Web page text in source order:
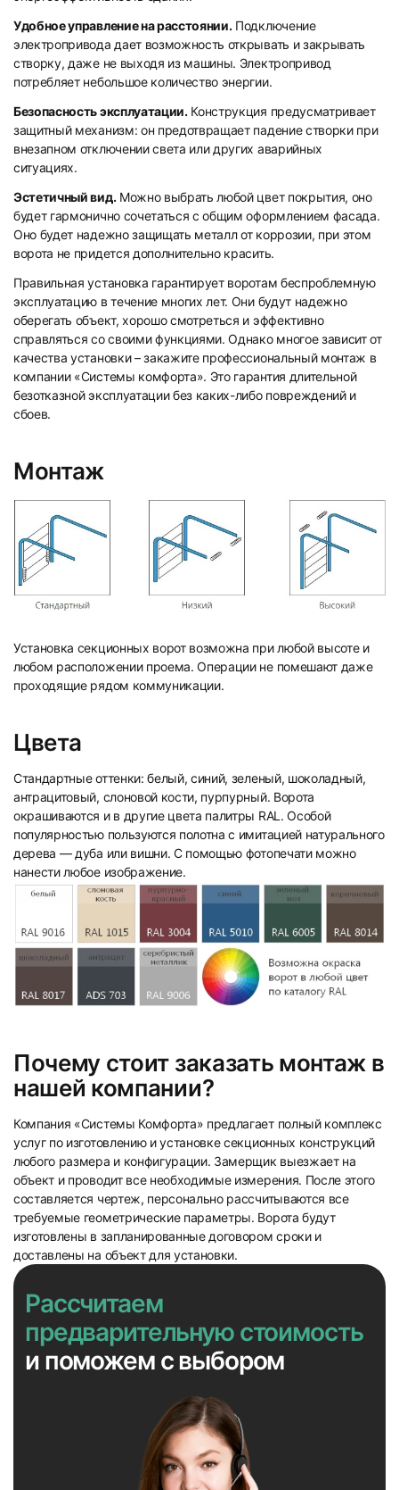
Удобное управление на расстоянии. Подключение
электропривода дает возможность открывать и закрывать
створку, даже не выходя из машины. Электропривод
потребляет небольшое количество энергии.
Безопасность эксплуатации. Конструкция предусматривает
защитный механизм: он предотвращает падение створки при
внезапном отключении света или других аварийных
ситуациях.
Эстетичный вид. Можно выбрать любой цвет покрытия, оно
будет гармонично сочетаться с общим оформлением фасада.
Оно будет надежно защищать металл от коррозии, при этом
ворота не придется дополнительно красить.
Правильная установка гарантирует воротам беспроблемную
эксплуатацию в течение многих лет. Они будут надежно
оберегать объект, хорошо смотреться и эффективно
справляться со своими функциями. Однако многое зависит от
качества установки – закажите профессиональный монтаж в
компании «Системы комфорта». Это гарантия длительной
безотказной эксплуатации без каких-либо повреждений и
сбоев.
Монтаж
Установка секционных ворот возможна при любой высоте и
любом расположении проема. Операции не помешают даже
проходящие рядом коммуникации.
Цвета
Стандартные оттенки: белый, синий, зеленый, шоколадный,
антрацитовый, слоновой кости, пурпурный. Ворота
окрашиваются и в другие цвета палитры RAL. Особой
популярностью пользуются полотна с имитацией натурального
дерева — дуба или вишни. С помощью фотопечати можно
нанести любое изображение.
Почему стоит заказать монтаж в
нашей компании?
Компания «Системы Комфорта» предлагает полный комплекс
услуг по изготовлению и установке секционных конструкций
любого размера и конфигурации. Замерщик выезжает на
объект и проводит все необходимые измерения. После этого
составляется чертеж, персонально рассчитываются все
требуемые геометрические параметры. Ворота будут
изготовлены в запланированные договором сроки и
доставлены на объект для установки.
Рассчитаем
предварительную стоимость
и поможем с выбором